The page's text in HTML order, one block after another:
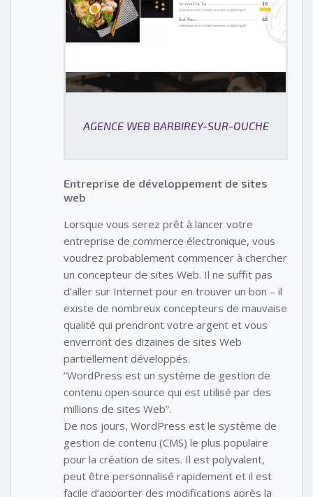
AGENCE WEB BARBIREY-SUR-OUCHE
Entreprise de développement de sites
web
Lorsque vous serez prêt à lancer votre
entreprise de commerce électronique, vous
voudrez probablement commencer à chercher
un concepteur de sites Web. Il ne suffit pas
d’aller sur Internet pour en trouver un bon – il
existe de nombreux concepteurs de mauvaise
qualité qui prendront votre argent et vous
enverront des dizaines de sites Web
partiellement développés.
“WordPress est un système de gestion de
contenu open source qui est utilisé par des
millions de sites Web”.
De nos jours, WordPress est le système de
gestion de contenu (CMS) le plus populaire
pour la création de sites. Il est polyvalent,
peut être personnalisé rapidement et il est
facile d’apporter des modifications après la